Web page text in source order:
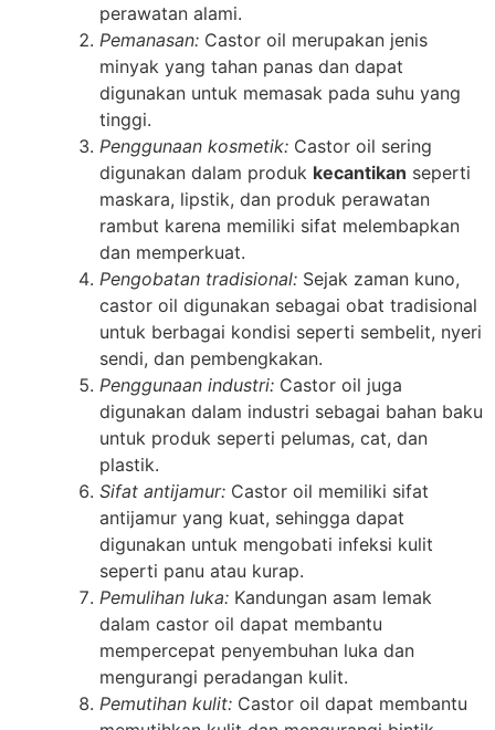
perawatan alami.
Pemanasan: Castor oil merupakan jenis
minyak yang tahan panas dan dapat
digunakan untuk memasak pada suhu yang
tinggi.
Penggunaan kosmetik: Castor oil sering
digunakan dalam produk kecantikan seperti
maskara, lipstik, dan produk perawatan
rambut karena memiliki sifat melembapkan
dan memperkuat.
Pengobatan tradisional: Sejak zaman kuno,
castor oil digunakan sebagai obat tradisional
untuk berbagai kondisi seperti sembelit, nyeri
sendi, dan pembengkakan.
Penggunaan industri: Castor oil juga
digunakan dalam industri sebagai bahan baku
untuk produk seperti pelumas, cat, dan
plastik.
Sifat antijamur: Castor oil memiliki sifat
antijamur yang kuat, sehingga dapat
digunakan untuk mengobati infeksi kulit
seperti panu atau kurap.
Pemulihan luka: Kandungan asam lemak
dalam castor oil dapat membantu
mempercepat penyembuhan luka dan
mengurangi peradangan kulit.
Pemutihan kulit: Castor oil dapat membantu